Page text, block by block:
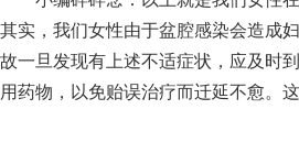
其实，我们女性由于盆腔感染会造成
故一旦发现有上述不适症状，应及时
用药物，以免贻误治疗而迁延不愈。